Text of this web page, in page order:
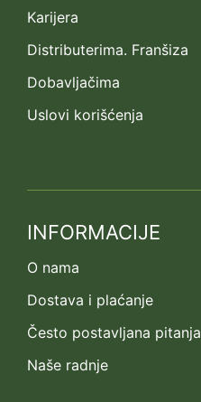
Karijera
Distributerima. Franšiza
Dobavljačima
Uslovi korišćenja
INFORMACIJE
O nama
Dostava i plaćanje
Često postavljana pitanja
Naše radnje